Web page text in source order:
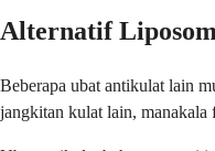
Alternatif
Beberapa ubat antikulat lain
jangkitan kulat lain, manakala